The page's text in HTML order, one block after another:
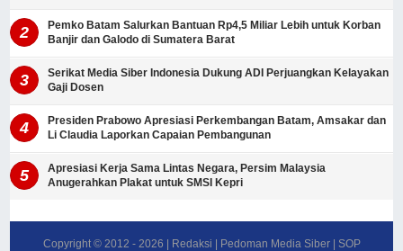
Pemko Batam Salurkan Bantuan Rp4,5 Miliar Lebih untuk Korban
Banjir dan Galodo di Sumatera Barat
Serikat Media Siber Indonesia Dukung ADI Perjuangkan Kelayakan
Gaji Dosen
Presiden Prabowo Apresiasi Perkembangan Batam, Amsakar dan
Li Claudia Laporkan Capaian Pembangunan
Apresiasi Kerja Sama Lintas Negara, Persim Malaysia
Anugerahkan Plakat untuk SMSI Kepri
Copyright © 2012 - 2026 | Redaksi | Pedoman Media Siber| SOP